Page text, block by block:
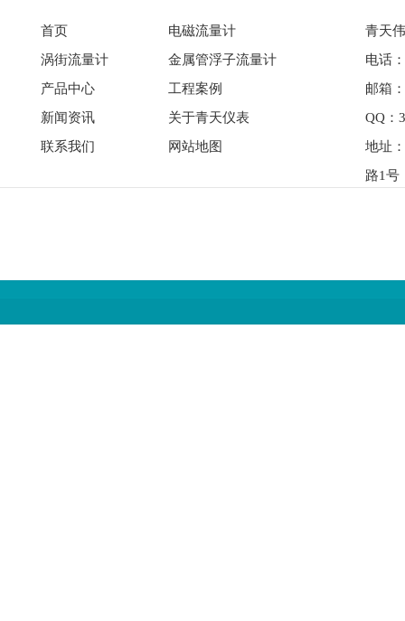
首页
电磁流量计
涡街流量计
金属管浮子流量计
产品中心
工程案例
新闻资讯
关于青天仪表
联系我们
网站地图
青天
电话
邮箱
QQ：
地址
路1号